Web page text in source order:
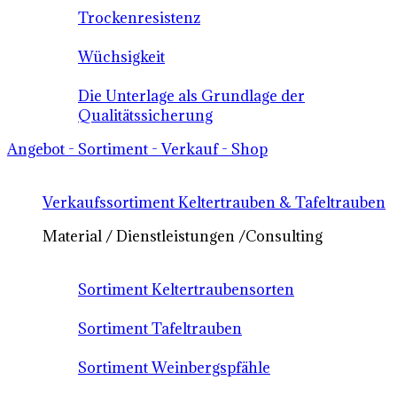
Trockenresistenz
Wüchsigkeit
Die Unterlage als Grundlage der
Qualitätssicherung
Angebot - Sortiment - Verkauf - Shop
Verkaufssortiment Keltertrauben & Tafeltrauben
Material / Dienstleistungen /Consulting
Sortiment Keltertraubensorten
Sortiment Tafeltrauben
Sortiment Weinbergspfähle